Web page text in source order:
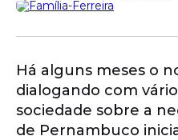
Há alguns meses o
dialogando com
sociedade sobre a
de Pernambuco